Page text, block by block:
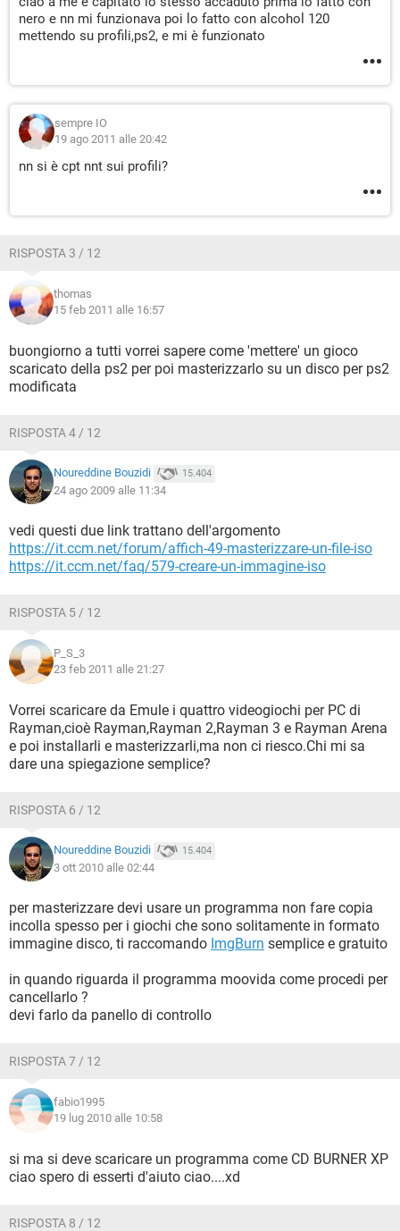
nero e nn mi funzionava poi lo fatto con alcohol 120
mettendo su profili,ps2, e mi è funzionato
sempre IO
19 ago 2011 alle 20:42
nn si è cpt nnt sui profili?
RISPOSTA 3 / 12
thomas
15 feb 2011 alle 16:57
buongiorno a tutti vorrei sapere come 'mettere' un gioco
scaricato della ps2 per poi masterizzarlo su un disco per ps2
modificata
RISPOSTA 4 / 12
Noureddine Bouzidi 15.404
24 ago 2009 alle 11:34
vedi questi due link trattano dell'argomento
https://it.ccm.net/forum/affich-49-masterizzare-un-file-iso
https://it.ccm.net/faq/579-creare-un-immagine-iso
RISPOSTA 5 / 12
P_S_3
23 feb 2011 alle 21:27
Vorrei scaricare da Emule i quattro videogiochi per PC di
Rayman,cioè Rayman,Rayman 2,Rayman 3 e Rayman Arena
e poi installarli e masterizzarli,ma non ci riesco.Chi mi sa
dare una spiegazione semplice?
RISPOSTA 6 / 12
Noureddine Bouzidi 15.404
3 ott 2010 alle 02:44
per masterizzare devi usare un programma non fare copia
incolla spesso per i giochi che sono solitamente in formato
immagine disco, ti raccomando ImgBurn semplice e gratuito
in quando riguarda il programma moovida come procedi per
cancellarlo ?
devi farlo da panello di controllo
RISPOSTA 7 / 12
fabio1995
19 lug 2010 alle 10:58
si ma si deve scaricare un programma come CD BURNER XP
ciao spero di esserti d'aiuto ciao....xd
RISPOSTA 8 / 12